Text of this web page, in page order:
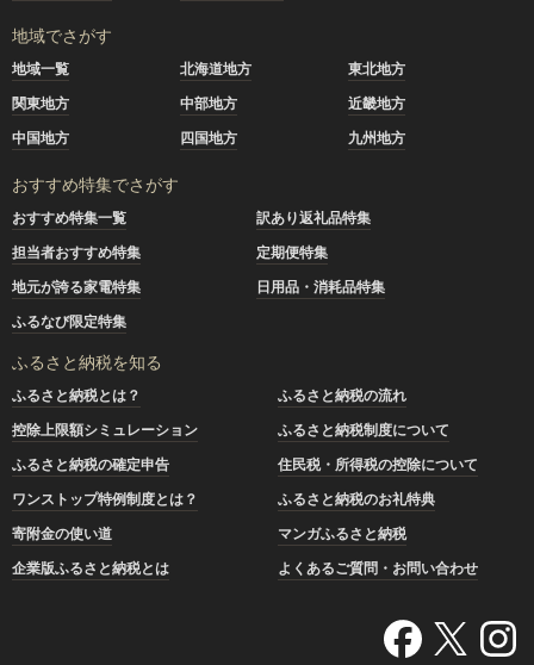
地域でさがす
地域一覧 北海道地方
東北地方
関東地方
中部地方
近畿地方
中国地方
四国地方 九州地方
おすすめ特集でさがす
おすすめ特集一覧
訳あり返礼品特集
担当者おすすめ特集
定期便特集
地元が誇る家電特集
日用品・消耗品特集
ふるなび限定特集
ふるさと納税を知る
ふるさと納税とは？
ふるさと納税の流れ
控除上限額シミュレーション
ふるさと納税制度について
ふるさと納税の確定申告
住民税・所得税の控除について
ワンストップ特例制度とは？
ふるさと納税のお礼特典
寄附金の使い道
マンガふるさと納税
企業版ふるさと納税とは
よくあるご質問・お問い合わせ